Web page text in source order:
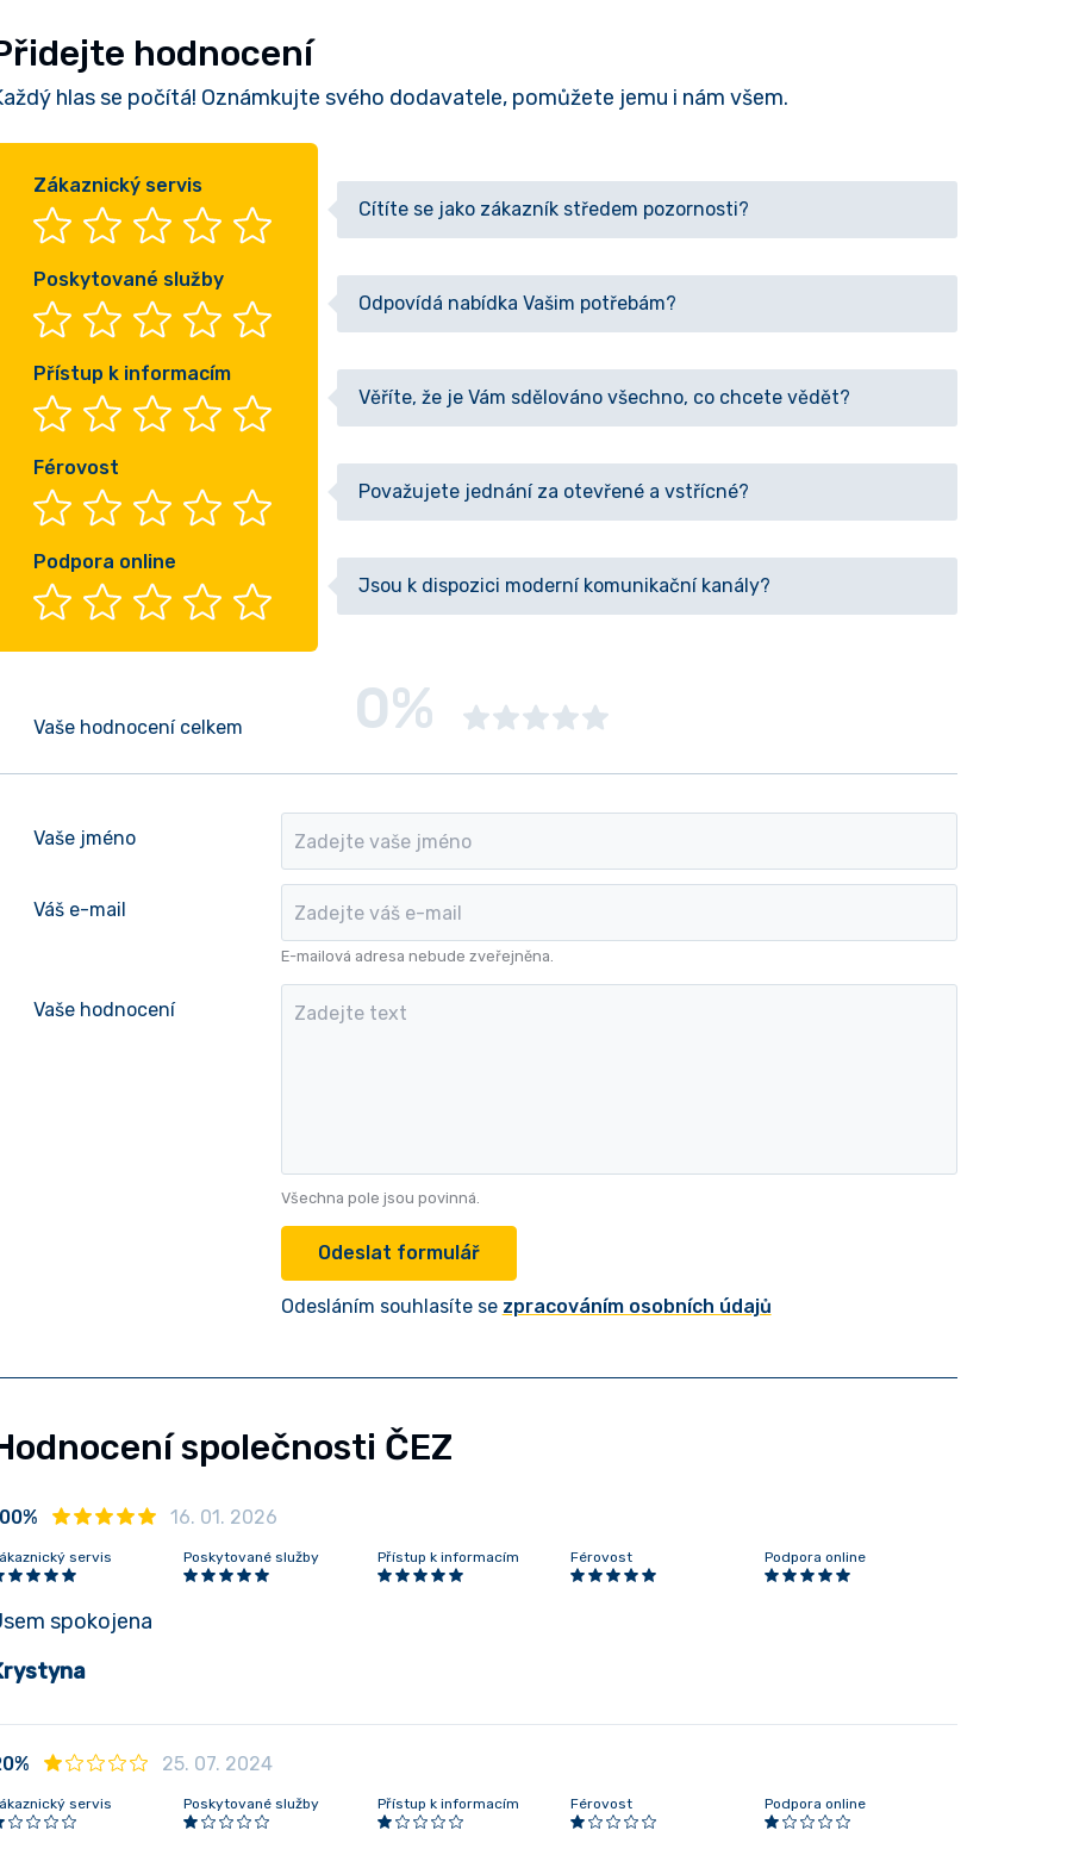
hodnocení
hlas se počítá! Oznámkujte svého dodavatele, pomůžete jemu i nám všem.
Zákaznický servis
Cítíte se jako zákazník středem pozornosti?
Poskytované služby
Odpovídá nabídka Vašim potřebám?
Přístup k informacím
Věříte, že je Vám sdělováno všechno, co chcete vědět?
Férovost
Považujete jednání za otevřené a vstřícné?
Podpora online
Jsou k dispozici moderní komunikační kanály?
Vaše hodnocení celkem 0%
Vaše jméno
Váš e-mail
E-mailová adresa nebude zveřejněna.
Vaše hodnocení
Všechna pole jsou povinná.
Odesláním souhlasíte se zpracováním osobních údajů
společnosti ČEZ
16. 01. 2026
servis Poskytované služby Přístup k informacím Férovost Podpora online
spokojena
25. 07. 2024
servis Poskytované služby Přístup k informacím Férovost Podpora online